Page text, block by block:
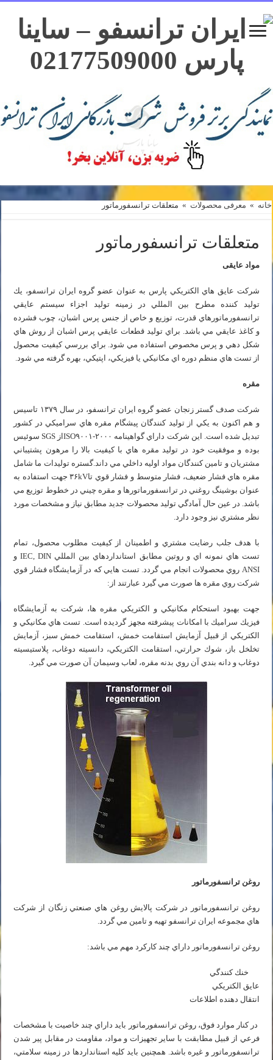
خانه » معرفی محصولات » متعلقات ترانسفورماتور
متعلقات ترانسفورماتور
مواد عایقی
شركت عايق هاي الكتريكي پارس به عنوان عضو گروه ايران ترانسفو، يك
توليد كننده مطرح بين المللي در زمينه توليد اجزاء سيستم عايقي
ترانسفورماتورهاي قدرت، توزيع و خاص از جنس پرس اشبان، چوب فشرده
و كاغذ عايقي مي باشد. براي توليد قطعات عايقي پرس اشبان از روش هاي
شكل دهي و پرس مخصوص استفاده مي شود. براي بررسي كيفيت محصول
از تست هاي منظم دوره اي مكانيكي يا فيزيكي، اپتيكي، بهره گرفته مي شود.
مقره
شركت صدف گستر زنجان عضو گروه ايران ترانسفو، در سال ۱۳۷۹ تاسيس
و هم اكنون به يكي از توليد كنندگان پيشگام مقره هاي سراميكي در كشور
تبديل شده است. اين شركت داراي گواهينامه ISO۹۰۰۱-۲۰۰۰از SGS سوئيس
بوده و موفقيت خود در توليد مقره هاي با كيفيت بالا را مرهون پشتيباني
مشتريان و تامين كنندگان مواد اوليه داخلي مي داند.گستره توليدات ما شامل
مقره هاي فشار ضعيف، فشار متوسط و فشار قوي تا۳۶kV جهت استفاده به
عنوان بوشينگ روغني در ترانسفورماتورها و مقره چيني در خطوط توزيع مي
باشد. در عين حال آمادگي توليد محصولات جديد مطابق نياز و مشخصات مورد
نظر مشتري نيز وجود دارد.
با هدف جلب رضايت مشتري و اطمينان از كيفيت مطلوب محصول، تمام
تست هاي نمونه اي و روتين مطابق استانداردهاي بين المللي IEC, DIN و
ANSI روي محصولات انجام مي گردد. تست هايي كه در آزمايشگاه فشار قوي
شركت روي مقره ها صورت مي گيرد عبارتند از:
جهت بهبود استحكام مكانيكي و الكتريكي مقره ها، شركت به آزمايشگاه
فيزيك سراميك با امكانات پيشرفته مجهز گرديده است. تست هاي مكانيكي و
الكتريكي از قبيل آزمايش استقامت خمش، استقامت خمش سبز، آزمايش
تخلخل باز، شوك حرارتي، استقامت الكتريكي، دانسيته دوغاب، پلاستيسيته
دوغاب و دانه بندي آن روي بدنه مقره، لعاب وسيمان آن صورت مي گيرد.
روغن ترانسفورماتور
روغن ترانسفورماتور در شركت پالايش روغن هاي صنعتي زنگان از شركت
هاي مجموعه ايران ترانسفو تهيه و تامين مي گردد.
روغن ترانسفورماتور داراي چند كاركرد مهم مي باشد:
خنك كنندگي
عايق الكتريكي
انتقال دهنده اطلاعات
در كنار موارد فوق، روغن ترانسفورماتور بايد داراي چند خاصيت با مشخصات
فرعي از قبيل مطابقت با ساير تجهيزات و مواد، مقاومت در مقابل پير شدن
ترانسفورماتور و غيره باشد. همچنين بايد كليه استانداردها در زمينه سلامتي،